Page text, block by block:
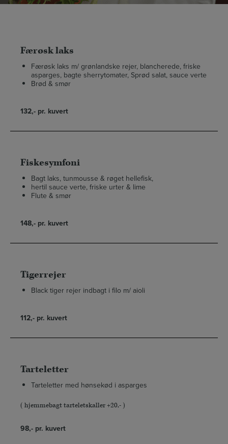
Færøsk laks
Færøsk laks m/ grønlandske rejer, blancherede, friske
asparges, bagte sherrytomater, Sprød salat, sauce verte
Brød & smør
132,- pr. kuvert
Fiskesymfoni
Bagt laks, tunmousse & røget hellefisk,
hertil sauce verte, friske urter & lime
Flute & smør
148,- pr. kuvert
Tigerrejer
Black tiger rejer indbagt i filo m/ aioli
112,- pr. kuvert
Tarteletter
Tarteletter med hønsekød i asparges
98,- pr. kuvert
( hjemmebagt tarteletskaller +20,- )